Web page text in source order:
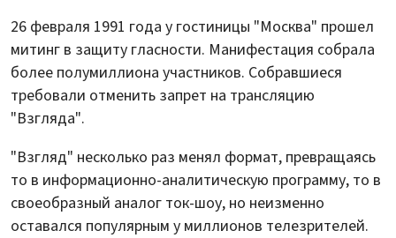
26 февраля 1991 года у гостиницы "Москва" прошел
митинг в защиту гласности. Манифестация собрала
более полумиллиона участников. Собравшиеся
требовали отменить запрет на трансляцию
"Взгляда".
"Взгляд" несколько раз менял формат, превращаясь
то в информационно-аналитическую программу, то в
своеобразный аналог ток-шоу, но неизменно
оставался популярным у миллионов телезрителей.